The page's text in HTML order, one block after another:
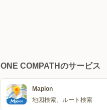
ONE COMPATHのサービス
Mapion
地図検索、ルート検索